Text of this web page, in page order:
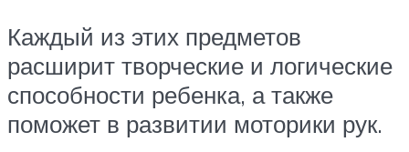
Каждый из этих предметов
расширит творческие и логические
способности ребенка, а также
поможет в развитии моторики рук.